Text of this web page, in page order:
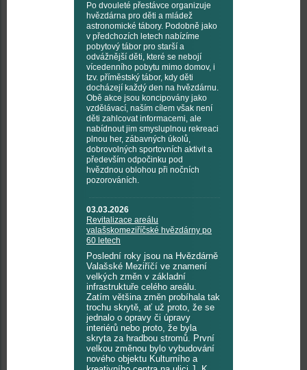
Po dvouleté přestávce organizuje
hvězdárna pro děti a mládež
astronomické tábory. Podobně jako
v předchozích letech nabízíme
pobytový tábor pro starší a
odvážnější děti, které se nebojí
vícedenního pobytu mimo domov, i
tzv. příměstský tábor, kdy děti
docházejí každý den na hvězdárnu.
Obě akce jsou koncipovány jako
vzdělávací, naším cílem však není
děti zahlcovat informacemi, ale
nabídnout jim smysluplnou rekreaci
plnou her, zábavných úkolů,
dobrovolných sportovních aktivit a
především odpočinku pod
hvězdnou oblohou při nočních
pozorováních.
03.03.2026
Revitalizace areálu
valašskomeziříčské hvězdárny po
60 letech
Poslední roky jsou na Hvězdárně
Valašské Meziříčí ve znamení
velkých změn v základní
infrastruktuře celého areálu.
Zatím většina změn probíhala tak
trochu skrytě, ať už proto, že se
jednalo o opravy či úpravy
interiérů nebo proto, že byla
skryta za hradbou stromů. První
velkou změnou bylo vybudování
nového objektu Kulturního a